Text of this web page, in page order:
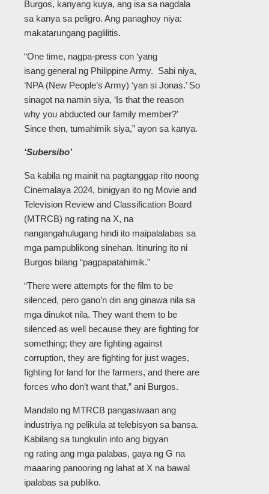
Burgos, kanyang kuya, ang isa sa nagdala
sa kanya sa peligro. Ang panaghoy niya:
makatarungang paglilitis.
“One time, nagpa-press con ‘yang
isang general ng Philippine Army. Sabi niya,
‘NPA (New People’s Army) ‘yan si Jonas.’ So
sinagot na namin siya, ‘Is that the reason
why you abducted our family member?’
Since then, tumahimik siya,” ayon sa kanya.
‘Subersibo’
Sa kabila ng mainit na pagtanggap rito noong
Cinemalaya 2024, binigyan ito ng Movie and
Television Review and Classification Board
(MTRCB) ng rating na X, na
nangangahulugang hindi ito maipalalabas sa
mga pampublikong sinehan. Itinuring ito ni
Burgos bilang “pagpapatahimik.”
“There were attempts for the film to be
silenced, pero gano’n din ang ginawa nila sa
mga dinukot nila. They want them to be
silenced as well because they are fighting for
something; they are fighting against
corruption, they are fighting for just wages,
fighting for land for the farmers, and there are
forces who don’t want that,” ani Burgos.
Mandato ng MTRCB pangasiwaan ang
industriya ng pelikula at telebisyon sa bansa.
Kabilang sa tungkulin into ang bigyan
ng rating ang mga palabas, gaya ng G na
maaaring panooring ng lahat at X na bawal
ipalabas sa publiko.